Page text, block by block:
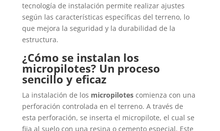
tecnología de instalación permite realizar ajustes
según las características específicas del terreno, lo
que mejora la seguridad y la durabilidad de la
estructura.
¿Cómo se instalan los
micropilotes? Un proceso
sencillo y eficaz
La instalación de los micropilotescomienza con una
perforación controlada en el terreno. A través de
esta perforación, se inserta el micropilote, el cual se
fija al suelo con una resina o cemento especial. Este